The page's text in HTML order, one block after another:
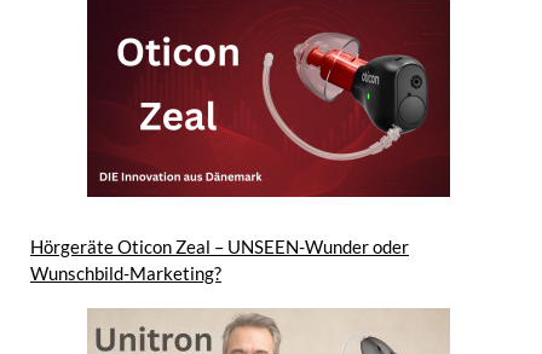
Hörgeräte Oticon Zeal – UNSEEN-Wunder oder
Wunschbild-Marketing?